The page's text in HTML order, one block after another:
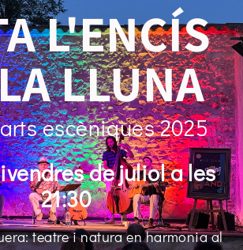
L'ENCÍS
LLUNA
escèniques 2025
de juliol a les
21:30
teatre i natura en harmonia al